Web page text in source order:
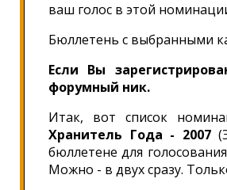
ваш голос в этой
Бюллетень с выбранными
Если Вы
форумный ник.
Итак, вот список
Хранитель Года - 2007
бюллетене для
Можно - в двух сразу.